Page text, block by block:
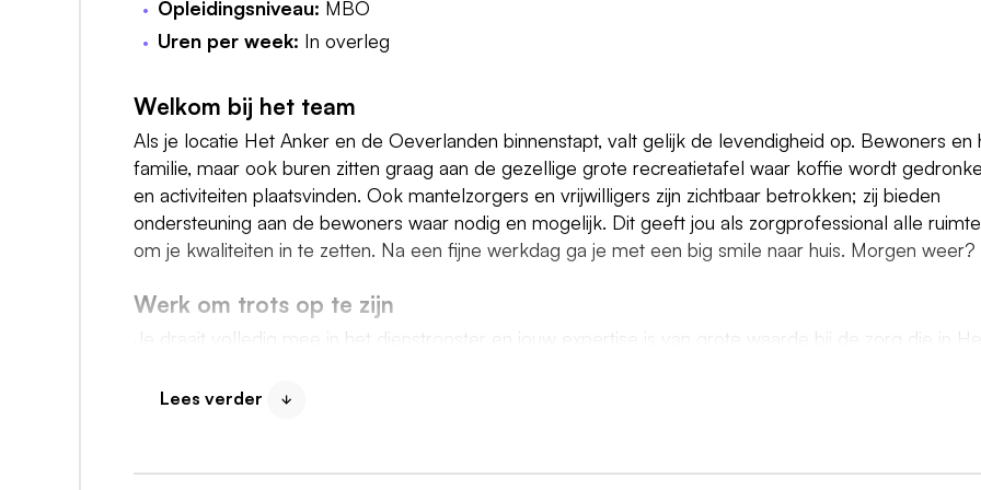
Opleidingsniveau: MBO
Uren per week: In overleg
Welkom bij het team
Als je locatie Het Anker en de Oeverlanden binnenstapt, valt gelijk de levendigheid op. Bewoners en
familie, maar ook buren zitten graag aan de gezellige grote recreatietafel waar koffie wordt
en activiteiten plaatsvinden. Ook mantelzorgers en vrijwilligers zijn zichtbaar betrokken; zij bieden
ondersteuning aan de bewoners waar nodig en mogelijk. Dit geeft jou als zorgprofessional alle ruimte
om je kwaliteiten in te zetten. Na een fijne werkdag ga je met een big smile naar huis. Morgen weer?
Werk om trots op te zijn
Je draait volledig mee in het dienstrooster en jouw expertise is van grote waarde bij de zorg die in
en voert verpleegtechnische handelingen uit.
Je bent minimaal in het bezit van het diploma verpleegkunde niveau 4 en bent BIG geregistreerd;
Lees verder